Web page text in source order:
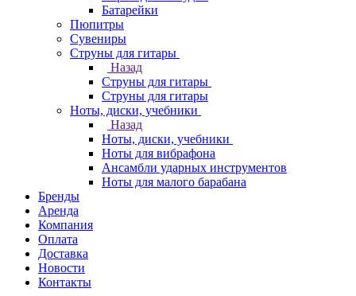
Батарейки
Пюпитры
Сувениры
Струны для гитары
Назад
Струны для гитары
Струны для гитары
Ноты, диски, учебники
Назад
Ноты, диски, учебники
Ноты для вибрафона
Ансамбли ударных инструментов
Ноты для малого барабана
Бренды
Аренда
Компания
Оплата
Доставка
Новости
Контакты